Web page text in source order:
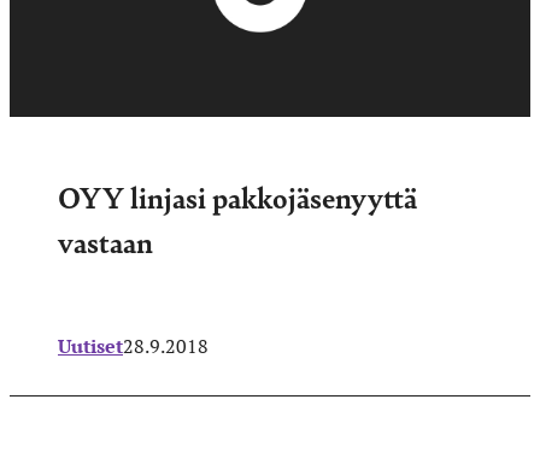
OYY linjasi pakkojäsenyyttä
vastaan
Uutiset28.9.2018